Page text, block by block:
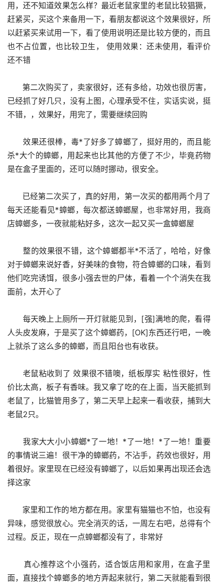
用，还不知道效果怎么样？最近老鼠家里的老鼠比较猖獗，
赶紧买，买这个来备用一下，看朋友都说这个效果很好，所
以赶紧买来试用一下，看了使用说明还是比较方便的，而且
也不占位置，也比较卫生， 使用效果：还未使用，看评价
还不错
已经抓了好几只，没有上图，心理承受不住，实话实说，挺
不错，，效果好，用完了，需要继续回购
      效果还很棒，毒*了好多了蟑螂了，挺好用的，而且能
杀*大个的蟑螂，用起来也比其他的方便了不少，毕竟药物
是在盒子里面的，还可以随时挪动，很安全。
每天还能看见*蟑螂，每次都送蟑螂屋，也非常好用，我商
店蟑螂多，一夜就能粘好多，这次一起又买一盒蟑螂屋
      整的效果很不错，这个蟑螂都半*不活了，哈哈，好像
对于蟑螂来说好香，好美味的食物，符合蟑螂的口味，看到
他们吃完诱饵，很多小强去世的尸体，看着一个个消失在我
面前，太开心了
人头皮发麻，于是买了这个蟑螂药，[OK]东西还行吧，一晚
上就杀了这么多的蟑螂，而且阳台也有收获。
价比太高，板子有香味。我又拿了吃的在上面，当天能抓到
老鼠了，比猫管用多了，第二天早上起来一看收获，捕到大
老鼠2只。
      我家大大小小蟑螂*了一地！*了一地！*了一地！重要
的事情说三遍！很干净的蟑螂药，不沾手，药效也很好，用
着很好。家里现在已经没有蟑螂了，以后如果再出现还会选
择这家
异味，感觉很放心。完全消灭的话，一周左右吧，总得有个
过程。反正，现在一点蟑螂都没有了，非常好
面，直接找个蟑螂多的地方弄起来就行，第二天就能看到很